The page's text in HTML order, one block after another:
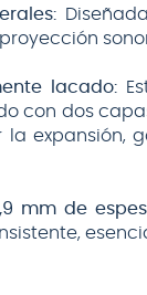
lacado:
con dos
expansión,
mm de